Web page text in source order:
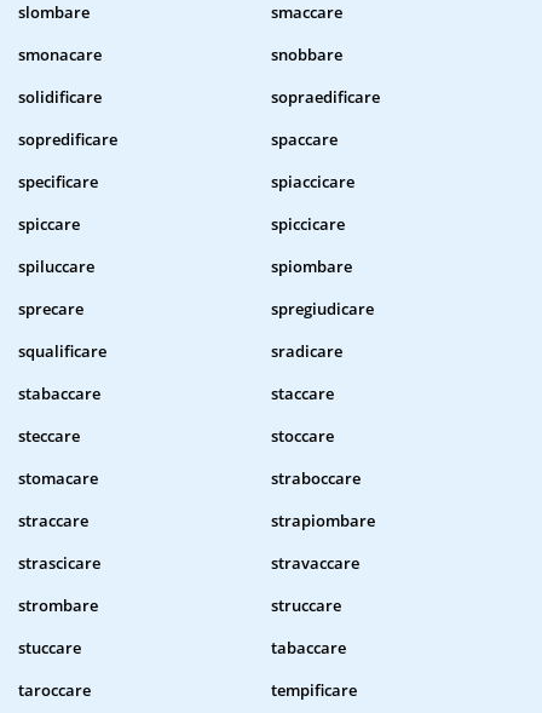
slombare
smaccare
smonacare
snobbare
solidificare
sopraedificare
sopredificare
spaccare
specificare
spiaccicare
spiccare
spiccicare
spiluccare
spiombare
sprecare
spregiudicare
squalificare
sradicare
stabaccare
staccare
steccare
stoccare
stomacare
straboccare
straccare
strapiombare
strascicare
stravaccare
strombare
struccare
stuccare
tabaccare
taroccare
tempificare